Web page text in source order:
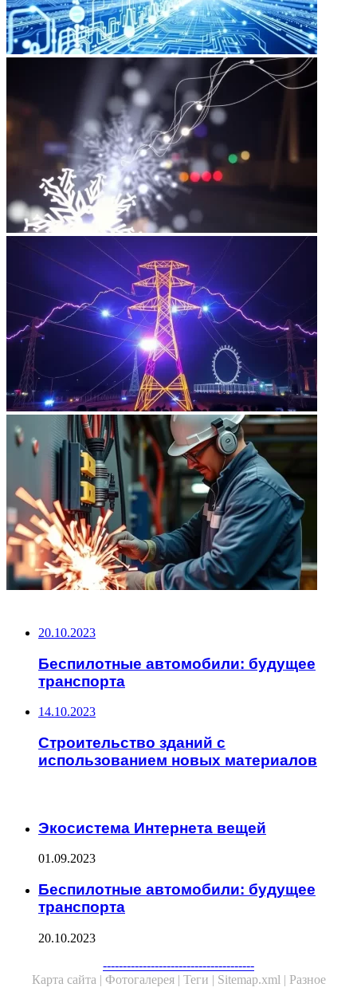
20.10.2023
Беспилотные автомобили: будущее
транспорта
14.10.2023
Строительство зданий с
использованием новых материалов
Экосистема Интернета вещей
01.09.2023
Беспилотные автомобили: будущее
транспорта
20.10.2023
--------------------------------------
Карта сайта | Фотогалерея | Теги | Sitemap.xml | Разное